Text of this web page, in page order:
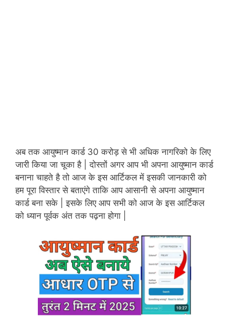
अब तक आयुष्मान कार्ड 30 करोड़ से भी अधिक नागरिको के लिए
जारी किया जा चूका है | दोस्तों अगर आप भी अपना आयुष्मान कार्ड
बनाना चाहते है तो आज के इस आर्टिकल में इसकी जानकारी को
हम पूरा विस्तार से बताएंगे ताकि आप आसानी से अपना आयुष्मान
कार्ड बना सके | इसके लिए आप सभी को आज के इस आर्टिकल
को ध्यान पूर्वक अंत तक पढ़ना होगा |